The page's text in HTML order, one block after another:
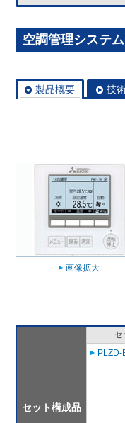
空調管理システ
製品概要 技
画像拡大
セット構成品
セ
PLZD-